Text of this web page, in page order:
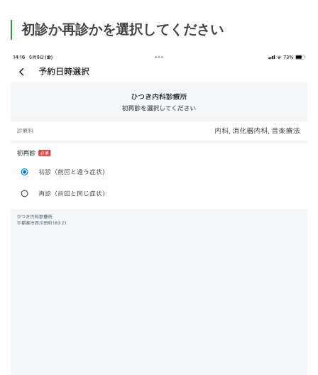
初診か再診かを選択してください